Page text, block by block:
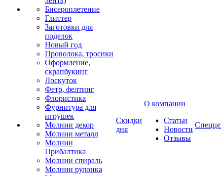
Бисероплетение
Глиттер
Заготовки для
поделок
Новый год
Проволока, тросики
Оформление,
скрапбукинг
Лоскуток
Фетр, фелтинг
Флористика
Фурнитура для
игрушек
Молнии декор
Молнии металл
Молнии
Прибалтика
Молнии спираль
Молнии рулонка
Скидки
дня
О компании
Статьи
Новости
Отзывы